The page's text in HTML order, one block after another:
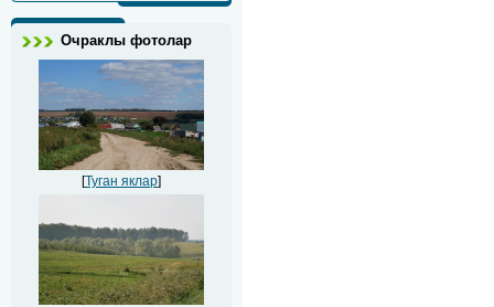
Очраклы фотолар
[Туган яклар]